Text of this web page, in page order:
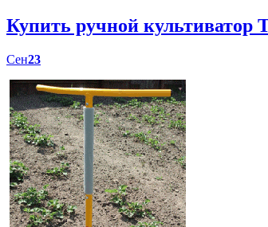
Купить ручной
Сен23